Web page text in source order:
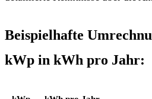
Beispielhafte
kWp in kWh pro Jahr: